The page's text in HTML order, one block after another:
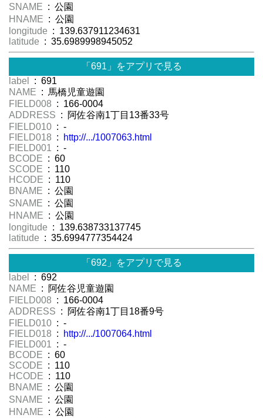
SNAME : 公園
HNAME : 公園
longitude : 139.637911234631
latitude : 35.6989998945052
「691」をアプリで見る
label
: 691
NAME : 馬橋児童遊園
FIELD008 : 166-0004
ADDRESS : 阿佐谷南1丁目13番33号
FIELD010 : -
FIELD018 :
http://.../1007063.html
FIELD001 : -
BCODE : 60
SCODE : 110
HCODE : 110
BNAME : 公園
SNAME : 公園
HNAME : 公園
longitude : 139.638733137745
latitude : 35.6994777354424
「692」をアプリで見る
label
: 692
NAME : 阿佐谷児童遊園
FIELD008 : 166-0004
ADDRESS : 阿佐谷南1丁目18番9号
FIELD010 : -
FIELD018 :
http://.../1007064.html
FIELD001 : -
BCODE : 60
SCODE : 110
HCODE : 110
BNAME : 公園
SNAME : 公園
HNAME : 公園